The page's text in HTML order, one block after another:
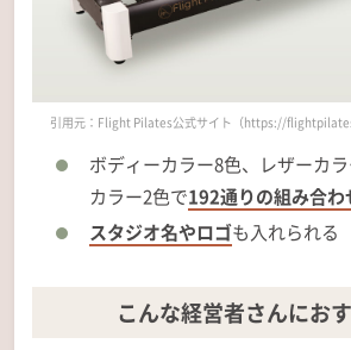
引用元：Flight Pilates公式サイト（https://
ボディーカラー8色、レザーカ
カラー2色で192通りの組み合わ
スタジオ名やロゴも入れられる
こんな経営者さんにお